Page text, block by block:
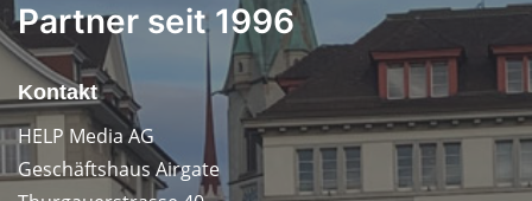
Partner seit 1996
Kontakt
HELP Media AG
Geschäftshaus Airgate